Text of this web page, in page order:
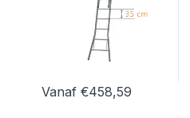
Vanaf €458,59